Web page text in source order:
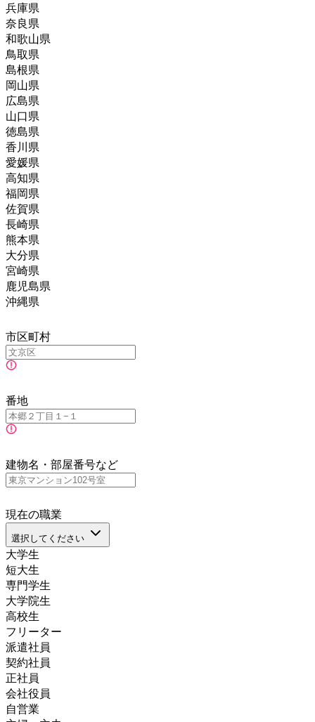
兵庫県
奈良県
和歌山県
鳥取県
島根県
岡山県
広島県
山口県
徳島県
香川県
愛媛県
高知県
福岡県
佐賀県
長崎県
熊本県
大分県
宮崎県
鹿児島県
沖縄県
市区町村
番地
建物名・部屋番号など
現在の職業
選択してください
大学生
短大生
専門学生
大学院生
高校生
フリーター
派遣社員
契約社員
正社員
会社役員
自営業